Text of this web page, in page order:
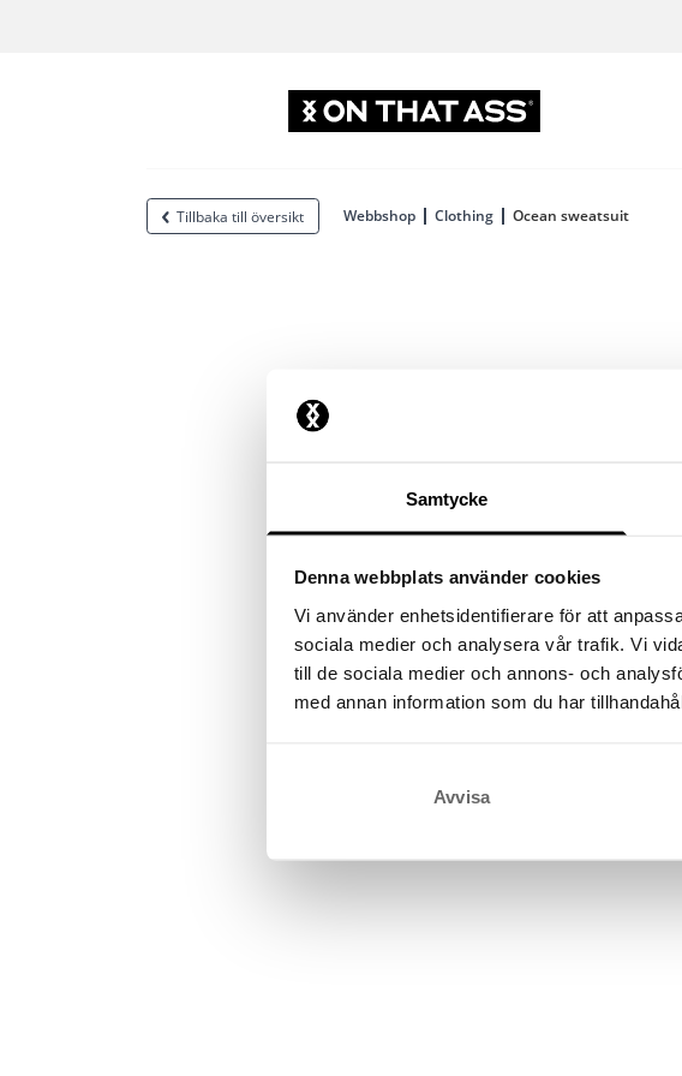
Samtycke
Denna webbplats använder cookies
Vi använder enhetsidentifierare för att
sociala medier och analysera vår trafik. Vi
till de sociala medier och annons- och
med annan information som du har
Avvisa
Tillbaka till översikt Webbshop Clothing Ocean sweatsuit